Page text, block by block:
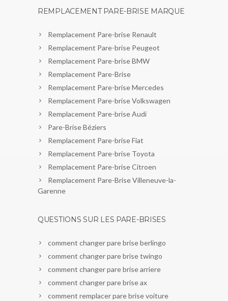
REMPLACEMENT PARE-BRISE MARQUE
Remplacement Pare-brise Renault
Remplacement Pare-brise Peugeot
Remplacement Pare-brise BMW
Remplacement Pare-Brise
Remplacement Pare-brise Mercedes
Remplacement Pare-brise Volkswagen
Remplacement Pare-brise Audi
Pare-Brise Béziers
Remplacement Pare-brise Fiat
Remplacement Pare-brise Toyota
Remplacement Pare-brise Citroen
Remplacement Pare-Brise Villeneuve-la-
Garenne
QUESTIONS SUR LES PARE-BRISES
comment changer pare brise berlingo
comment changer pare brise twingo
comment changer pare brise arriere
comment changer pare brise ax
comment remplacer pare brise voiture